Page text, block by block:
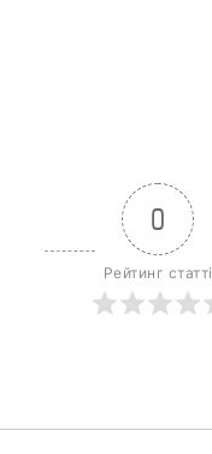
0
Рейтинг статті